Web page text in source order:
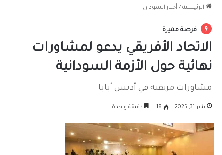
الرئيسية / أخبار السودان
فرصة مميزة
الاتحاد الأفريقي يدعو لمشاورات
نهائية حول الأزمة السودانية
مشاورات مرتقبة في أديس أبابا
يناير 31, 2025 18 دقيقة واحدة